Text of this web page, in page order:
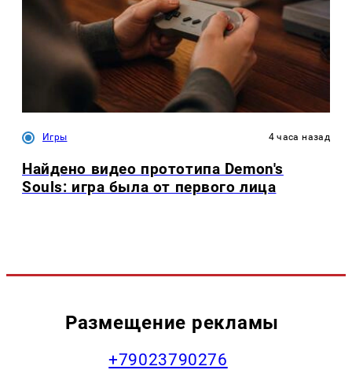
Игры 4 часа назад
Найдено видео прототипа Demon's
Souls: игра была от первого лица
Размещение рекламы
+79023790276